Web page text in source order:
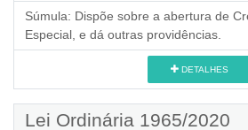
Súmula: Dispõe sobre a abertura de
Especial, e dá outras providências.
DETALHES
Lei Ordinária 1965/2020